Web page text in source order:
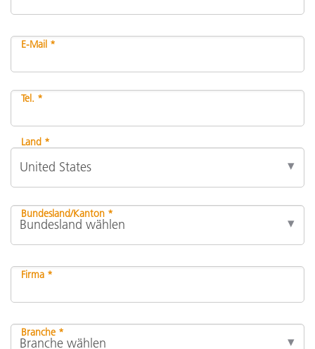
E-Mail *
Tel. *
Land *
Bundesland/Kanton *
Firma *
Branche *